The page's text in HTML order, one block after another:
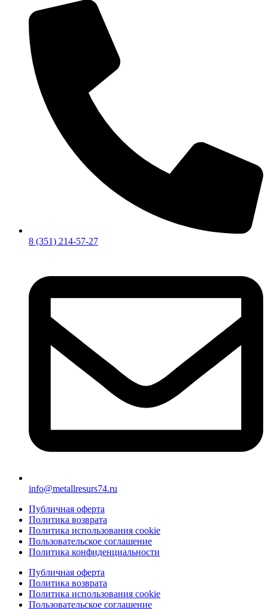
8 (351) 214-57-27
info@metallresurs74.ru
Публичная оферта
Политика возврата
Политика использования cookie
Пользовательское соглашение
Политика конфиденциальности
Публичная оферта
Политика возврата
Политика использования cookie
Пользовательское соглашение